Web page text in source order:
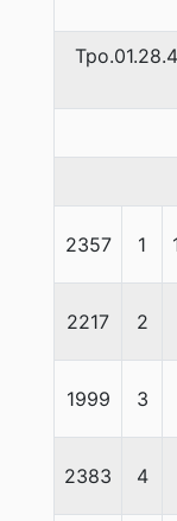
2357 1
2217 2
1999 3
2383 4